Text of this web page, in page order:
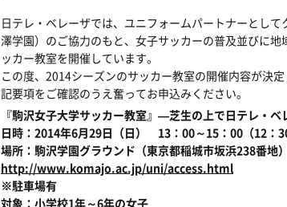
日テレ・ベレーザでは、ユニフォームパートナーとし
澤学園）のご協力のもと、女子サッカーの普及並びに
ッカー教室を開催しています。
この度、2014シーズンのサッカー教室の開催内容が決
記要項をご確認のうえ奮ってお申込みください。
『駒沢女子大学サッカー教室』―芝生の上で日テレ・
日時：2014年6月29日（日） 13：00～15：00（12：
場所：駒沢学園グラウンド（東京都稲城市坂浜238番地）
http://www.komajo.ac.jp/uni/access.html
※駐車場有
対象：小学校1年～6年の女子